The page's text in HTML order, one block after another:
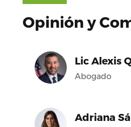
Opinión y
Lic Alexis
Abogado
Adriana